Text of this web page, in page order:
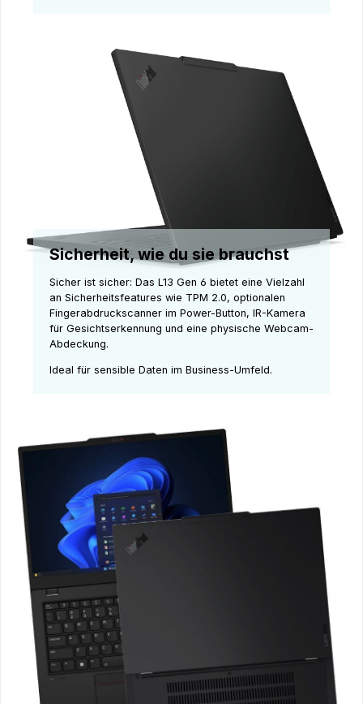
Sicherheit, wie du sie brauchst
Sicher ist sicher: Das L13 Gen 6 bietet eine Vielzahl
an Sicherheitsfeatures wie TPM 2.0, optionalen
Fingerabdruckscanner im Power-Button, IR-Kamera
für Gesichtserkennung und eine physische Webcam-
Abdeckung.
Ideal für sensible Daten im Business-Umfeld.